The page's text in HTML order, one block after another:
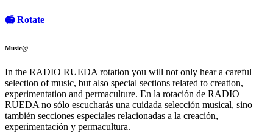
📻 Rotate
Music@
In the RADIO RUEDA rotation you will not only hear a careful
selection of music, but also special sections related to creation,
experimentation and permaculture. En la rotación de RADIO
RUEDA no sólo escucharás una cuidada selección musical, sino
también secciones especiales relacionadas a la creación,
experimentación y permacultura.